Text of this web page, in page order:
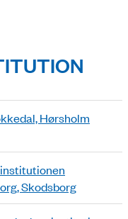
Hørsholm
Skodsborg